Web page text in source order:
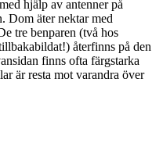
hjälp av antenner på
Dom äter nektar med
tre benparen (två hos
återfinns på den
finns ofta färgstarka
är resta mot varandra över